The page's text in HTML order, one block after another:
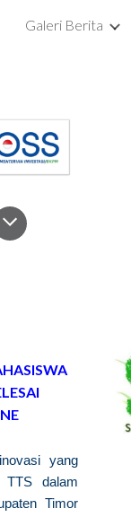
Skip to navigation
Galeri Berita
yang
TTS dalam
Timor